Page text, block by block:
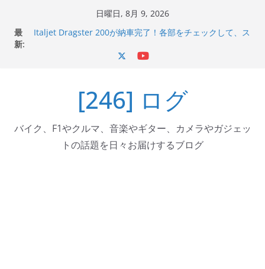
日曜日, 8月 9, 2026
最
新:
Italjet Dragster 200が納車完了！各部をチェックして、ス
器エフェクターが返礼品でもらえる！
Italjet Dragster 200のフロントISSサスの動きが判ったら
コーナリングが楽しくなった
[246] ログ
バイク、F1やクルマ、音楽やギター、カメラやガジェッ
トの話題を日々お届けするブログ